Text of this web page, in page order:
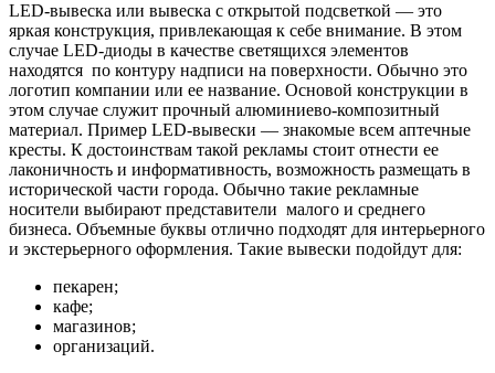
LED-вывеска или вывеска с открытой подсветкой — это
яркая конструкция, привлекающая к себе внимание. В этом
случае LED-диоды в качестве светящихся элементов
находятся по контуру надписи на поверхности. Обычно это
логотип компании или ее название. Основой конструкции в
этом случае служит прочный алюминиево-композитный
материал. Пример LED-вывески — знакомые всем аптечные
кресты. К достоинствам такой рекламы стоит отнести ее
лаконичность и информативность, возможность размещать в
исторической части города. Обычно такие рекламные
носители выбирают представители малого и среднего
бизнеса. Объемные буквы отлично подходят для интерьерного
и экстерьерного оформления. Такие вывески подойдут для:
пекарен;
кафе;
магазинов;
организаций.